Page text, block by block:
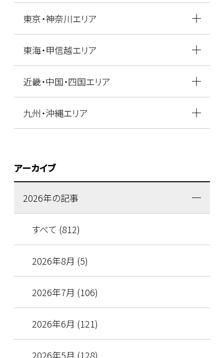
東京・神奈川エリア
東海・甲信越エリア
近畿・中国・四国エリア
九州・沖縄エリア
アーカイブ
2026年の記事
すべて (812)
2026年8月 (5)
2026年7月 (106)
2026年6月 (121)
2026年5月 (128)